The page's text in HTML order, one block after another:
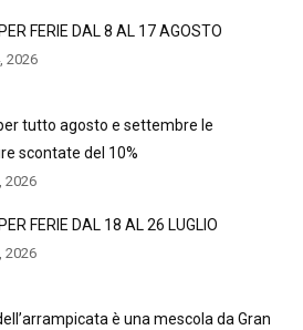
FERIE DAL 8 AL 17 AGOSTO
2026
tutto agosto e settembre le
scontate del 10%
2026
FERIE DAL 18 AL 26 LUGLIO
2026
è una mescola da Gran